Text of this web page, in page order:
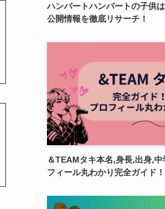
ハンバートハンバートの子供
公開情報を徹底リサーチ！
＆TEAMタキ本名,身長,出身,
フィール丸わかり完全ガイド！